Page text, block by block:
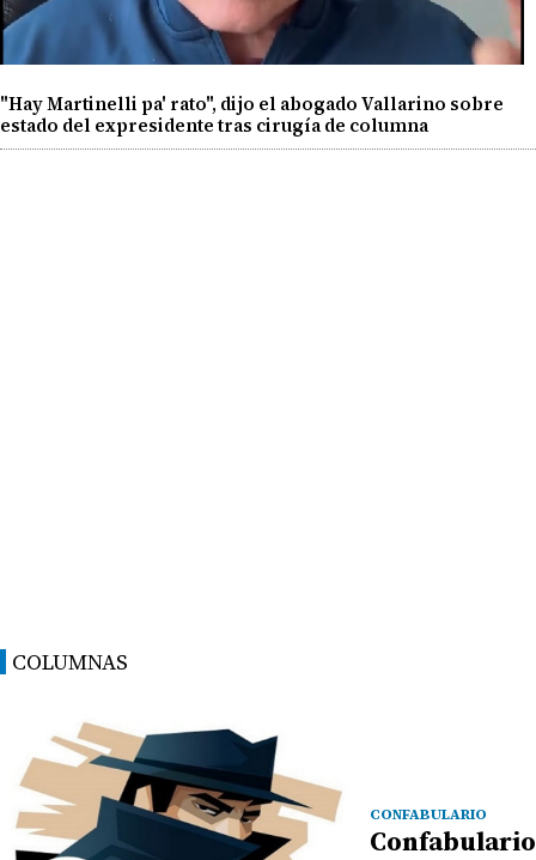
"Hay Martinelli pa' rato", dijo el abogado Vallarino sobre
estado del expresidente tras cirugía de columna
COLUMNAS
CONFABULARIO
Confabulario